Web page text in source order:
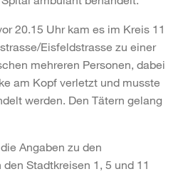
20.15 Uhr kam es im Kreis 11
Eisfeldstrasse zu einer
mehreren Personen, dabei
am Kopf verletzt und musste
werden. Den Tätern gelang
Angaben zu den
Stadtkreisen 1, 5 und 11